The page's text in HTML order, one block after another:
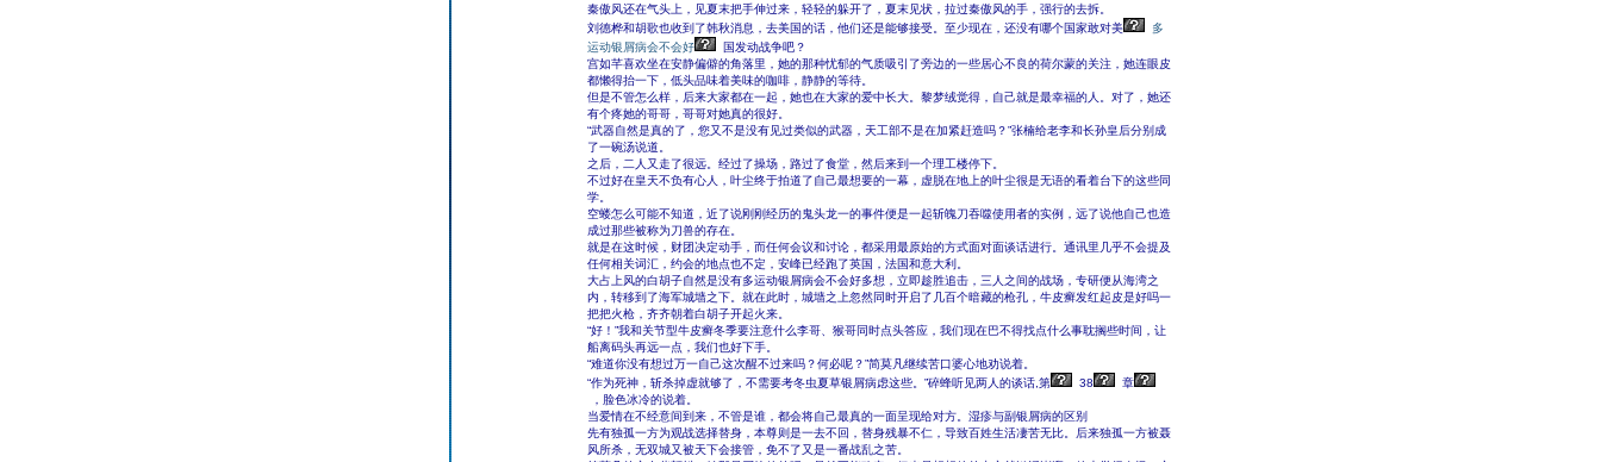
秦傲风还在气头上，见夏末把手伸过来，轻轻的躲开了，夏末见状，拉过秦傲风的手，强行的去拆。
刘德桦和胡歌也收到了韩秋消息，去美国的话，他们还是能够接受。至少现在，还没有哪个国家敢对美
多
运动银屑病会不会好
国发动战争吧？
宫如芊喜欢坐在安静偏僻的角落里，她的那种忧郁的气质吸引了旁边的一些居心不良的荷尔蒙的关注，她连眼皮
都懒得抬一下，低头品味着美味的咖啡，静静的等待。
但是不管怎么样，后来大家都在一起，她也在大家的爱中长大。黎梦绒觉得，自己就是最幸福的人。对了，她还
有个疼她的哥哥，哥哥对她真的很好。
“武器自然是真的了，您又不是没有见过类似的武器，天工部不是在加紧赶造吗？”张楠给老李和长孙皇后分别成
了一碗汤说道。
之后，二人又走了很远。经过了操场，路过了食堂，然后来到一个理工楼停下。
不过好在皇天不负有心人，叶尘终于拍道了自己最想要的一幕，虚脱在地上的叶尘很是无语的看着台下的这些同
学。
空蝼怎么可能不知道，近了说刚刚经历的鬼头龙一的事件便是一起斩魄刀吞噬使用者的实例，远了说他自己也造
成过那些被称为刀兽的存在。
就是在这时候，财团决定动手，而任何会议和讨论，都采用最原始的方式面对面谈话进行。通讯里几乎不会提及
任何相关词汇，约会的地点也不定，安峰已经跑了英国，法国和意大利。
大占上风的白胡子自然是没有多运动银屑病会不会好多想，立即趁胜追击，三人之间的战场，专研便从海湾之
内，转移到了海军城墙之下。就在此时，城墙之上忽然同时开启了几百个暗藏的枪孔，牛皮癣发红起皮是好吗一
把把火枪，齐齐朝着白胡子开起火来。
“好！”我和关节型牛皮癣冬季要注意什么李哥、猴哥同时点头答应，我们现在巴不得找点什么事耽搁些时间，让
船离码头再远一点，我们也好下手。
“难道你没有想过万一自己这次醒不过来吗？何必呢？”简莫凡继续苦口婆心地劝说着。
“作为死神，斩杀掉虚就够了，不需要考冬虫夏草银屑病虑这些。”碎蜂听见两人的谈话,第
38
章
，脸色冰冷的说着。
当爱情在不经意间到来，不管是谁，都会将自己最真的一面呈现给对方。湿疹与副银屑病的区别
先有独孤一方为观战选择替身，本尊则是一去不回，替身残暴不仁，导致百姓生活凄苦无比。后来独孤一方被聂
风所杀，无双城又被天下会接管，免不了又是一番战乱之苦。